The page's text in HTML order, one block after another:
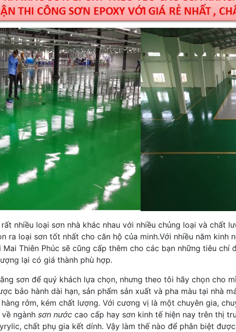
nhiều loại sơn nhà khác nhau với nhiều chủng loại và chất
ra loại sơn tốt nhất cho căn hộ của minh.Với nhiều năm kinh
Mai Thiên Phúc sẽ cũng cấp thêm cho các bạn những tiêu chí
lại có giá thành phù hợp.
sơn để quý khách lựa chọn, nhưng theo tôi hãy chọn cho
bảo hành dài hạn, sản phẩm sản xuất và pha màu tại nhà
rởm, kém chất lượng. Với cương vị là một chuyên gia,
ngành sơn nước cao cấp hay sơn kinh tế hiện nay trên thị
chất phụ gia kết dính. Vậy làm thế nào để phân biệt